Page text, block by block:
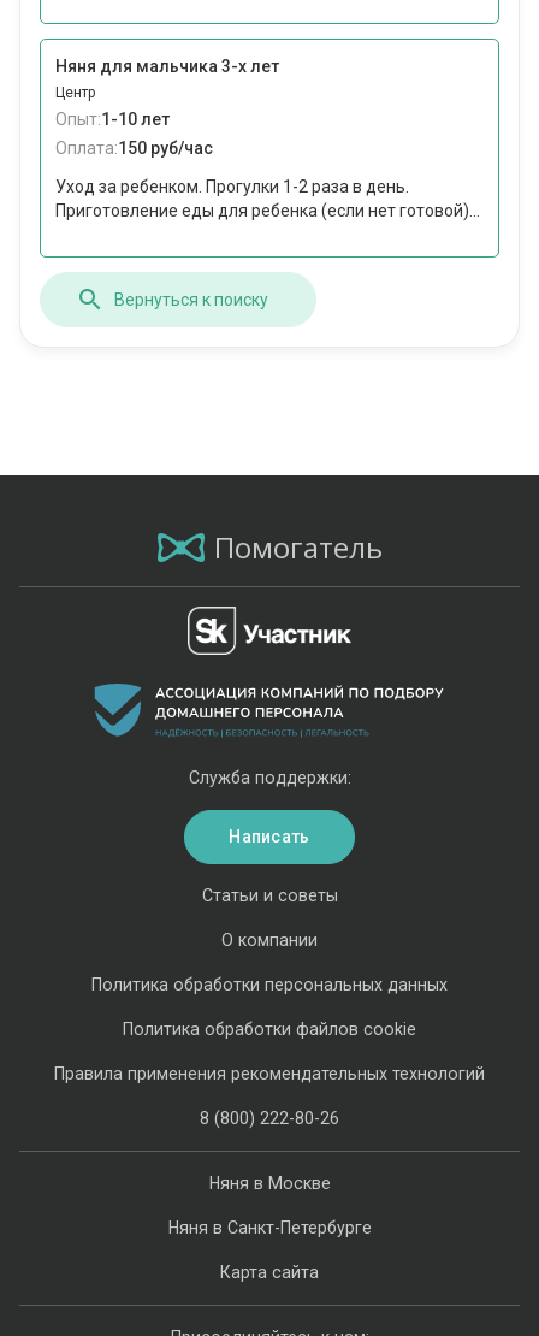
Няня для мальчика 3-х лет
Центр
Опыт:1-10 лет
Оплата:150 руб/час
Уход за ребенком. Прогулки 1-2 раза в день.
Приготовление еды для ребенка (если нет готовой)...
Вернуться к поиску
Помогатель
Няня в Москве
Няня в Санкт-Петербурге
Карта сайта
Статьи и советы
О компании
Политика обработки персональных данных
Политика обработки файлов cookie
Правила применения рекомендательных технологий
8 (800) 222-80-26
Служба поддержки:
Написать